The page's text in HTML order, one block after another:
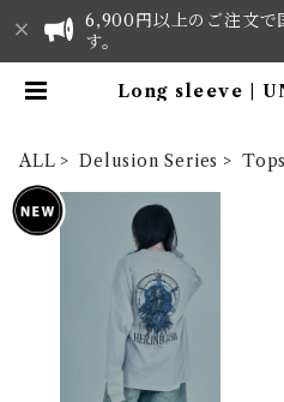
6,900円以上のご注文で
す。
Long sleeve |
ALL Delusion Series Tops